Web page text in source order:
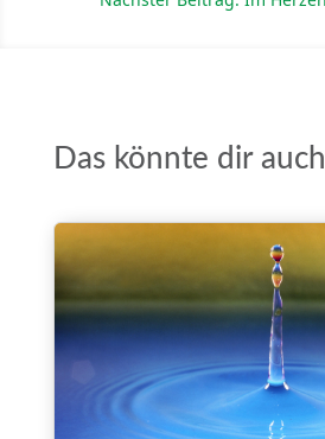
Das könnte dir